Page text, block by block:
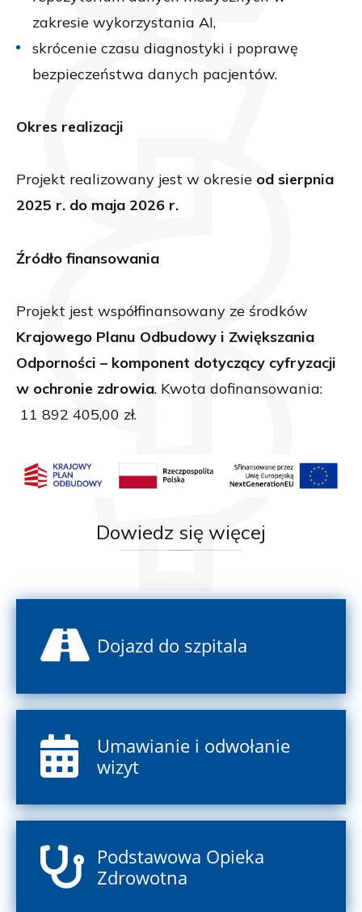
zakresie wykorzystania AI,
skrócenie czasu diagnostyki i poprawę
bezpieczeństwa danych pacjentów.
Okres realizacji
Projekt realizowany jest w okresie od sierpnia
2025 r. do maja 2026 r.
Źródło finansowania
Projekt jest współfinansowany ze środków
Krajowego Planu Odbudowy i Zwiększania
Odporności – komponent dotyczący cyfryzacji
w ochronie zdrowia. Kwota dofinansowania:
11 892 405,00 zł.
Dowiedz się więcej
Dojazd do szpitala
Umawianie i odwołanie
wizyt
Podstawowa Opieka
Zdrowotna